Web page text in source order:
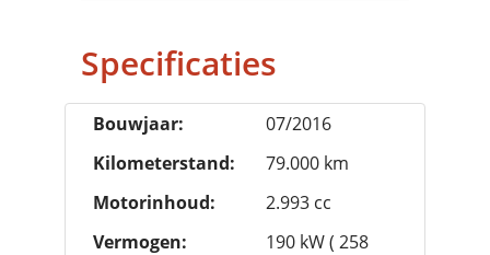
Specificaties
Bouwjaar:
07/2016
Kilometerstand:
79.000 km
Motorinhoud:
2.993 cc
Vermogen:
190 kW ( 258